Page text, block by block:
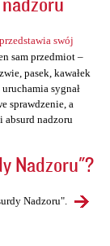
swój
sam przedmiot –
pasek, kawałek
sygnał
sprawdzenie, a
absurd nadzoru
Nadzoru"?
Nadzoru".